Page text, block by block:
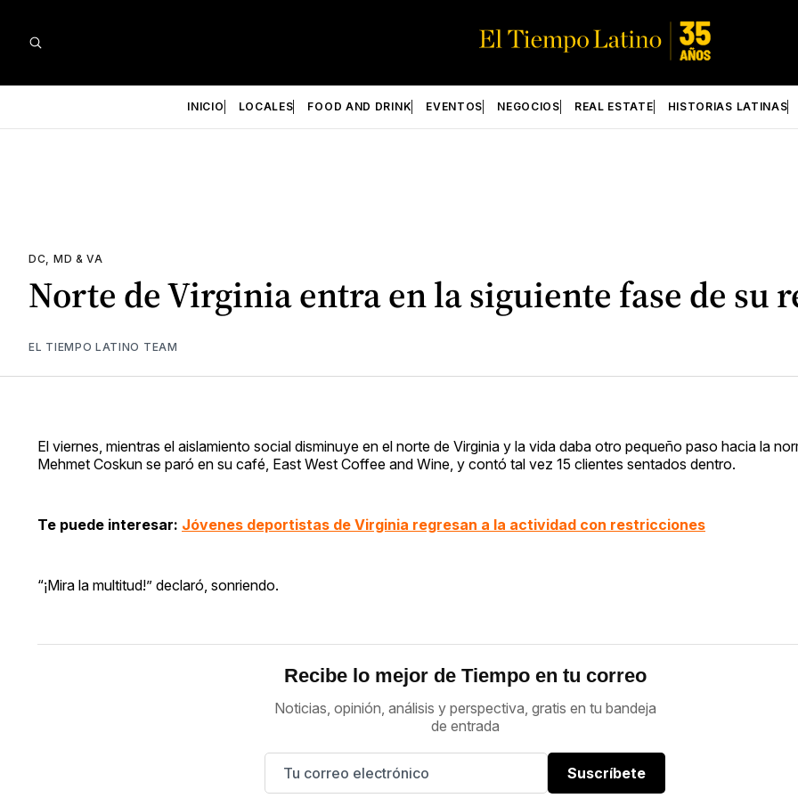
INICIO LOCALES FOOD AND DRINK EVENTOS NEGOCIOS REAL ESTATE HISTORIAS LATINAS
DC, MD & VA
Norte de Virginia entra en la siguiente fase de su
EL TIEMPO LATINO TEAM
El viernes, mientras el aislamiento social disminuye en el norte de Virginia y la vida daba otro pequeño paso hacia la
Mehmet Coskun se paró en su café, East West Coffee and Wine, y contó tal vez 15 clientes sentados dentro.
Te puede interesar: Jóvenes deportistas de Virginia regresan a la actividad con restricciones
“¡Mira la multitud!” declaró, sonriendo.
Recibe lo mejor de Tiempo en tu correo
Noticias, opinión, análisis y perspectiva, gratis en tu bandeja
de entrada
Suscríbete